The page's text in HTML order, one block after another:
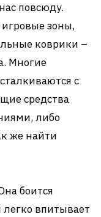
повсюду.
зоны,
коврики –
Многие
с
средства
либо
же найти
боится
впитывает